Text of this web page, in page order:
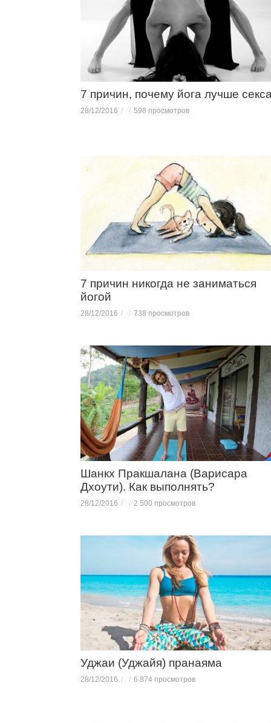
7 причин, почему йога лучше
28/12/2016 598 просмотров
7 причин никогда не заниматься
йогой
28/12/2016 738 просмотров
Шанкх Пракшалана (Варисара
Дхоути). Как выполнять?
28/12/2016 2 500 просмотров
Уджаи (Уджайя) пранаяма
28/12/2016 6 874 просмотров